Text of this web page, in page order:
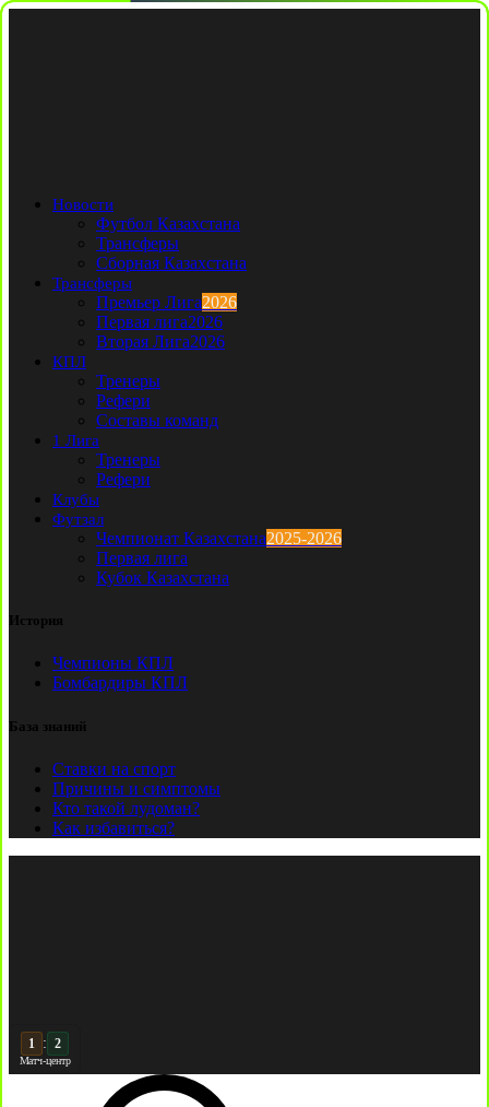
Новости
Футбол Казахстана
Трансферы
Сборная Казахстана
Трансферы
Премьер Лига2026
Первая лига2026
Вторая Лига2026
КПЛ
Тренеры
Рефери
Составы команд
1 Лига
Тренеры
Рефери
Клубы
Футзал
Чемпионат Казахстана2025-2026
Первая лига
Кубок Казахстана
История
Чемпионы КПЛ
Бомбардиры КПЛ
База знаний
Ставки на спорт
Причины и симптомы
Кто такой лудоман?
Как избавиться?
2 : 2
Матч-центр